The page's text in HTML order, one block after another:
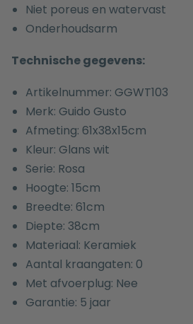
Niet poreus en watervast
Onderhoudsarm
Technische gegevens:
Artikelnummer: GGWT103
Merk: Guido Gusto
Afmeting: 61x38x15cm
Kleur: Glans wit
Serie: Rosa
Hoogte: 15cm
Breedte: 61cm
Diepte: 38cm
Materiaal: Keramiek
Aantal kraangaten: 0
Met afvoerplug: Nee
Garantie: 5 jaar